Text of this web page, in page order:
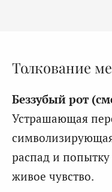
Толкование
Беззубый рот
Устрашающая
распад и попытку
живое чувство.